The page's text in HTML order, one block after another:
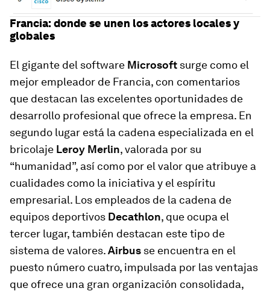
Francia: donde se unen los actores locales y
globales
El gigante del software Microsoft surge como el
mejor empleador de Francia, con comentarios
que destacan las excelentes oportunidades de
desarrollo profesional que ofrece la empresa. En
segundo lugar está la cadena especializada en el
bricolaje Leroy Merlin, valorada por su
“humanidad”, así como por el valor que atribuye a
cualidades como la iniciativa y el espíritu
empresarial. Los empleados de la cadena de
equipos deportivos Decathlon, que ocupa el
tercer lugar, también destacan este tipo de
sistema de valores.Airbus se encuentra en el
puesto número cuatro, impulsada por las ventajas
que ofrece una gran organización consolidada,